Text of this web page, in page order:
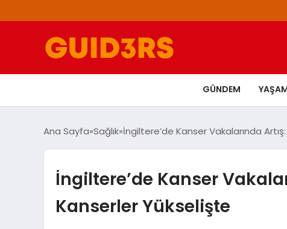
GÜNDEM
Ana Sayfa Sağlık İngiltere’de Kanser Vakalarında
İngiltere’de Kanser
Kanserler Yükselişte